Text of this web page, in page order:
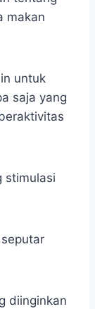
makan
untuk
saja yang
stimulasi
diinginkan